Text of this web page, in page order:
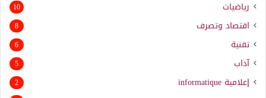
رياضيات 10
اقتصاد وتصرف 8
تقنية 6
آداب 5
إعلامية informatique
2